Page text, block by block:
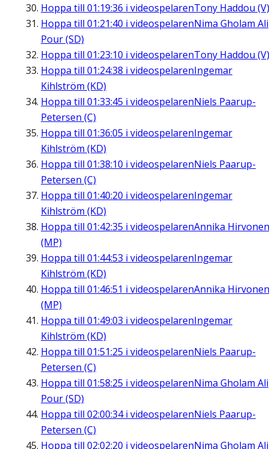
Hoppa till 01:19:36 i videospelarenTony Haddou (V)
Hoppa till 01:21:40 i videospelarenNima Gholam Ali
Pour (SD)
Hoppa till 01:23:10 i videospelarenTony Haddou (V)
Hoppa till 01:24:38 i videospelarenIngemar
Kihlström (KD)
Hoppa till 01:33:45 i videospelarenNiels Paarup-
Petersen (C)
Hoppa till 01:36:05 i videospelarenIngemar
Kihlström (KD)
Hoppa till 01:38:10 i videospelarenNiels Paarup-
Petersen (C)
Hoppa till 01:40:20 i videospelarenIngemar
Kihlström (KD)
Hoppa till 01:42:35 i videospelarenAnnika Hirvonen
(MP)
Hoppa till 01:44:53 i videospelarenIngemar
Kihlström (KD)
Hoppa till 01:46:51 i videospelarenAnnika Hirvonen
(MP)
Hoppa till 01:49:03 i videospelarenIngemar
Kihlström (KD)
Hoppa till 01:51:25 i videospelarenNiels Paarup-
Petersen (C)
Hoppa till 01:58:25 i videospelarenNima Gholam Ali
Pour (SD)
Hoppa till 02:00:34i videospelarenNiels Paarup-
Petersen (C)
Hoppa till 02:02:20 i videospelarenNima Gholam Ali